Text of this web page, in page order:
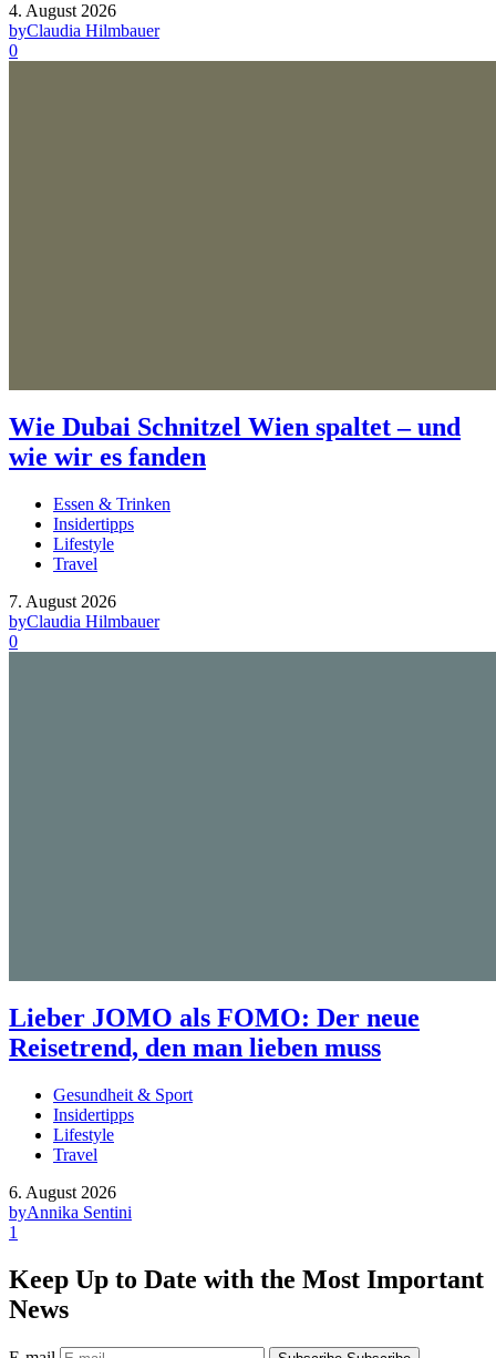
4. August 2026
byClaudia Hilmbauer
0
Wie Dubai Schnitzel Wien spaltet – und
wie wir es fanden
Essen & Trinken
Insidertipps
Lifestyle
Travel
7. August 2026
byClaudia Hilmbauer
0
Lieber JOMO als FOMO: Der neue
Reisetrend, den man lieben muss
Gesundheit & Sport
Insidertipps
Lifestyle
Travel
6. August 2026
byAnnika Sentini
1
Keep Up to Date with the Most Important
News